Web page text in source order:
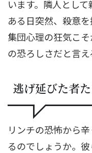
います。隣人として
ある日突然、殺意
集団心理の狂気こ
の恐ろしさだと言え
逃げ延びた者
リンチの恐怖から
るのでしょうか。